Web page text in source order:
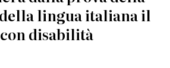
lingua italiana il
disabilità